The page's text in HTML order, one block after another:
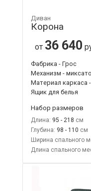
Диван
Корона
от 36 640
Фабрика - Грос
Механизм -
Материал каркаса
Ящик для белья
Набор размеров
Длина: 95 - 218
Глубина: 98 - 110
Ширина спального
Длина спального